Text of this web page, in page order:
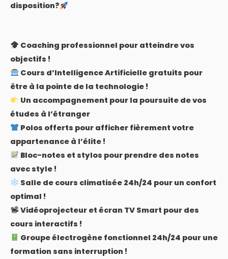
disposition?
Coaching professionnel pour atteindre vos
objectifs !
Cours d’Intelligence Artificielle gratuits pour
être à la pointe de la technologie !
Un accompagnement pour la poursuite de vos
études à l’étranger
Polos offerts pour afficher fièrement votre
appartenance à l’élite !
Bloc-notes et stylos pour prendre des notes
avec style !
Salle de cours climatisée 24h/24 pour un confort
optimal !
Vidéoprojecteur et écran TV Smart pour des
cours interactifs !
Groupe électrogène fonctionnel 24h/24 pour une
formation sans interruption !